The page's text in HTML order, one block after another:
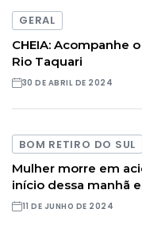
GERAL
CHEIA: Acompanhe
Rio Taquari
30 DE ABRIL DE 2024
BOM RETIRO DO SUL
Mulher morre em
início dessa manhã
11 DE JUNHO DE 2024